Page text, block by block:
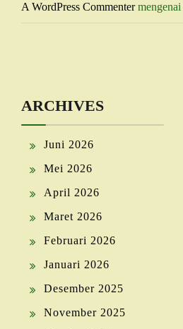
A WordPress Commentermengenai
ARCHIVES
Juni 2026
Mei 2026
April 2026
Maret 2026
Februari 2026
Januari 2026
Desember 2025
November 2025